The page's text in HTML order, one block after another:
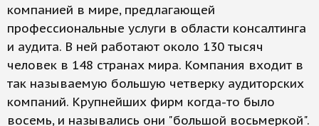
компанией в мире, предлагающей
профессиональные услуги в области консалтинга
и аудита. В ней работают около 130 тысяч
человек в 148 странах мира. Компания входит в
так называемую большую четверку аудиторских
компаний. Крупнейших фирм когда-то было
восемь, и назывались они "большой восьмеркой".